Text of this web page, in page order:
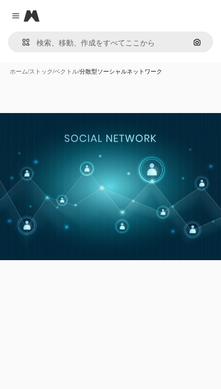
Close menu
Magnific
画像で
ホーム/ストック/ベクトル/分散型ソーシャルネットワーク